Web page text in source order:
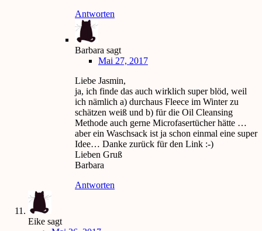
Antworten
Barbara sagt
Mai 27, 2017
Liebe Jasmin,
ja, ich finde das auch wirklich super blöd, weil
ich nämlich a) durchaus Fleece im Winter zu
schätzen weiß und b) für die Oil Cleansing
Methode auch gerne Microfasertücher hätte …
aber ein Waschsack ist ja schon einmal eine super
Idee… Danke zurück für den Link :-)
Lieben Gruß
Barbara
Antworten
Eike sagt